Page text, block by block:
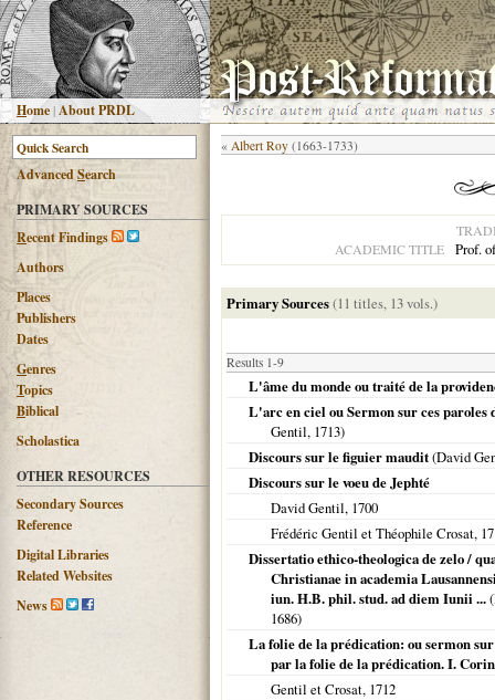
Home |About PRDL
AdvancedSearch
PRIMARY SOURCES
Recent Findings
Authors
Places
Publishers
Dates
Genres
Topics
Biblical
Scholastica
OTHER RESOURCES
Secondary Sources
Reference
Digital Libraries
Related Websites
News
« Albert Roy (1663-1733)
ACADEMIC TITLE
Prof.
Primary Sources(11 titles, 13 vols.)
Results 1-9
L'âme du monde ou traité de la
L'arc en ciel ou Sermon sur ces paroles
Gentil, 1713)
Discours sur le figuier maudit(David
Discours sur le voeu de Jephté
David Gentil, 1700
Frédéric Gentil et Théophile Crosat,
Dissertatio ethico-theologica de zelo /
Christianae in academia
iun. H.B. phil. stud. ad diem Iunii ...(
1686)
La folie de la prédication: ou sermon
par la folie de la prédication. I.
Gentil et Crosat, 1712